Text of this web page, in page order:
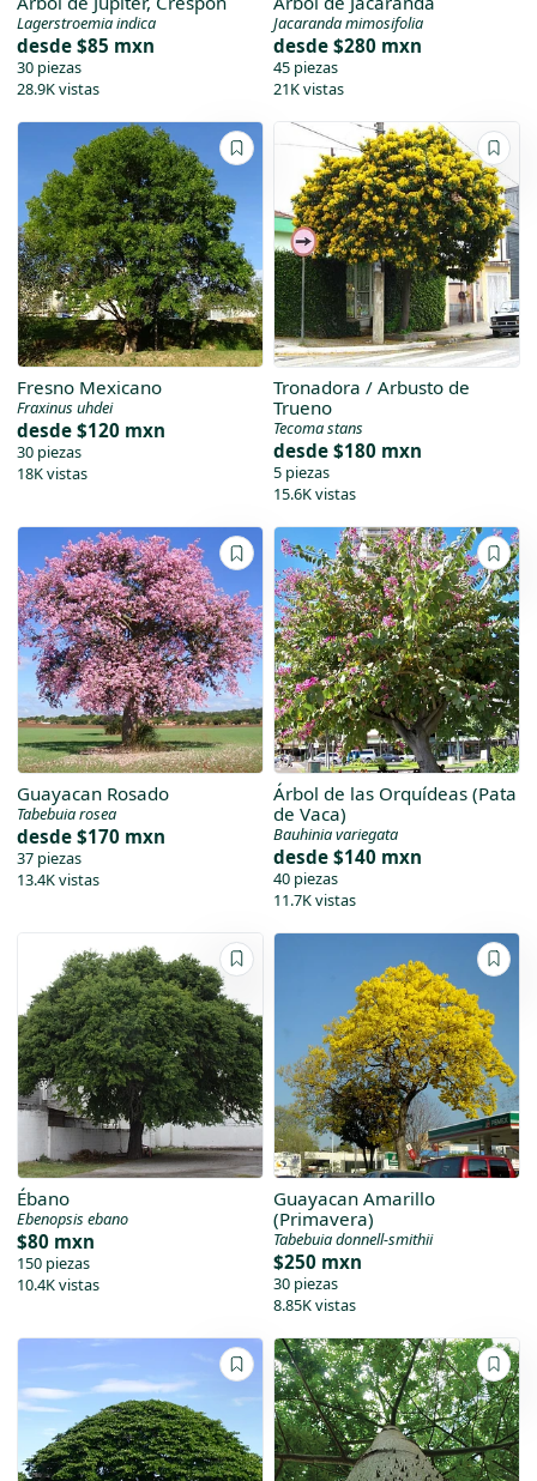
Lagerstroemia indica
desde $85 mxn
30 piezas
28.9K vistas
Jacaranda mimosifolia
desde $280 mxn
45 piezas
21K vistas
Fresno Mexicano
Fraxinus uhdei
desde $120 mxn
30 piezas
18K vistas
Tronadora / Arbusto de
Trueno
Tecoma stans
desde $180 mxn
5 piezas
15.6K vistas
Guayacan Rosado
Tabebuia rosea
desde $170 mxn
37 piezas
13.4K vistas
Árbol de las Orquídeas (Pata
de Vaca)
Bauhinia variegata
desde $140 mxn
40 piezas
11.7K vistas
Ébano
Ebenopsis ebano
$80 mxn
150 piezas
10.4K vistas
Guayacan Amarillo
(Primavera)
Tabebuia donnell-smithii
$250 mxn
30 piezas
8.85K vistas